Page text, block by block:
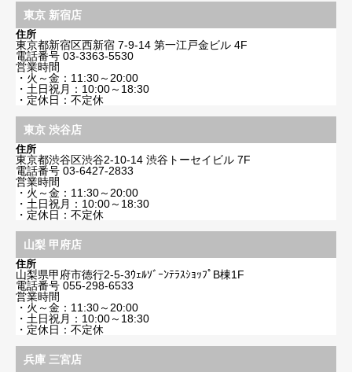
東京 新宿店
住所
東京都新宿区西新宿 7-9-14 第一江戸金ビル 4F
電話番号 03-3363-5530
営業時間
・火～金：11:30～20:00
・土日祝月：10:00～18:30
・定休日：不定休
東京 渋谷店
住所
東京都渋谷区渋谷2-10-14 渋谷トーセイビル 7F
電話番号 03-6427-2833
営業時間
・火～金：11:30～20:00
・土日祝月：10:00～18:30
・定休日：不定休
山梨 甲府店
住所
山梨県甲府市徳行2-5-3ｳｪﾙｿﾞｰﾝﾃﾗｽｼｮｯﾌﾟB棟1F
電話番号 055-298-6533
営業時間
・火～金：11:30～20:00
・土日祝月：10:00～18:30
・定休日：不定休
兵庫 三宮店